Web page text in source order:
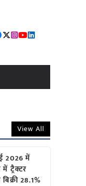
View All
2026 में
ट्रैक्टर
28.1%